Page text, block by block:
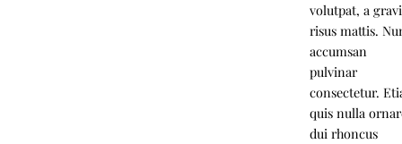
volutpat, a
risus mattis.
accumsan
pulvinar
consectetur.
quis nulla
dui rhoncus